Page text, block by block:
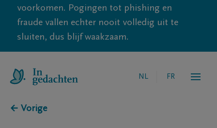
voorkomen. Pogingen tot phishing en
fraude vallen echter nooit volledig uit te
sluiten, dus blijf waakzaam.
NL FR
← Vorige